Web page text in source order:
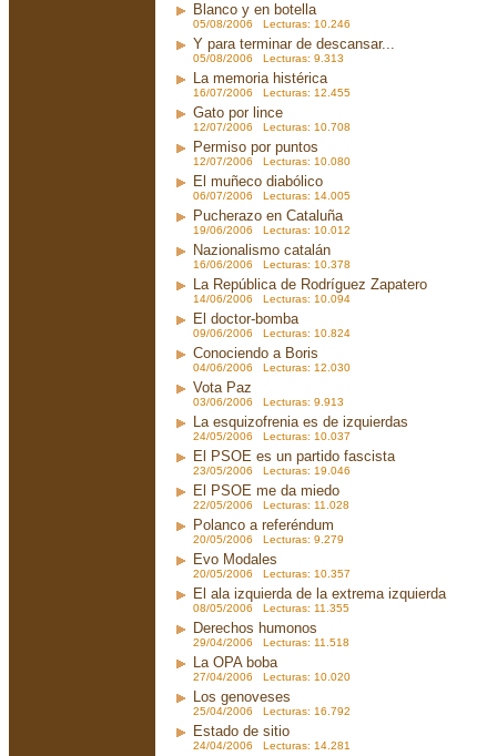
Blanco y en botella
05/08/2006 Lecturas: 10.246
Y para terminar de descansar...
05/08/2006 Lecturas: 9.313
La memoria histérica
16/07/2006 Lecturas: 12.455
Gato por lince
12/07/2006 Lecturas: 10.708
Permiso por puntos
12/07/2006 Lecturas: 10.080
El muñeco diabólico
06/07/2006 Lecturas: 14.005
Pucherazo en Cataluña
19/06/2006 Lecturas: 10.012
Nazionalismo catalán
16/06/2006 Lecturas: 10.378
La República de Rodríguez Zapatero
14/06/2006 Lecturas: 10.094
El doctor-bomba
09/06/2006 Lecturas: 10.824
Conociendo a Boris
04/06/2006 Lecturas: 12.030
Vota Paz
03/06/2006 Lecturas: 9.913
La esquizofrenia es de izquierdas
24/05/2006 Lecturas: 10.037
El PSOE es un partido fascista
23/05/2006 Lecturas: 19.046
El PSOE me da miedo
22/05/2006 Lecturas: 11.028
Polanco a referéndum
20/05/2006 Lecturas: 9.279
Evo Modales
20/05/2006 Lecturas: 10.357
El ala izquierda de la extrema izquierda
08/05/2006 Lecturas: 11.355
Derechos humonos
29/04/2006 Lecturas: 11.518
La OPA boba
27/04/2006 Lecturas: 10.020
Los genoveses
25/04/2006 Lecturas: 16.792
Estado de sitio
24/04/2006 Lecturas: 14.281